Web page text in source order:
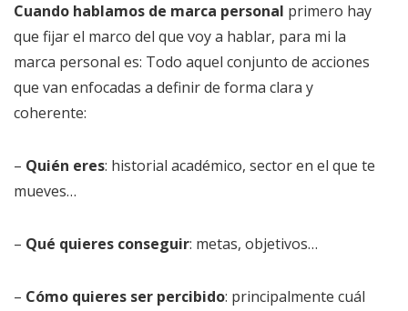
Cuando hablamos de marca personal primero hay
que fijar el marco del que voy a hablar, para mi la
marca personal es: Todo aquel conjunto de acciones
que van enfocadas a definir de forma clara y
coherente:
– Quién eres: historial académico, sector en el que te
mueves…
– Qué quieres conseguir: metas, objetivos…
– Cómo quieres ser percibido: principalmente cuál